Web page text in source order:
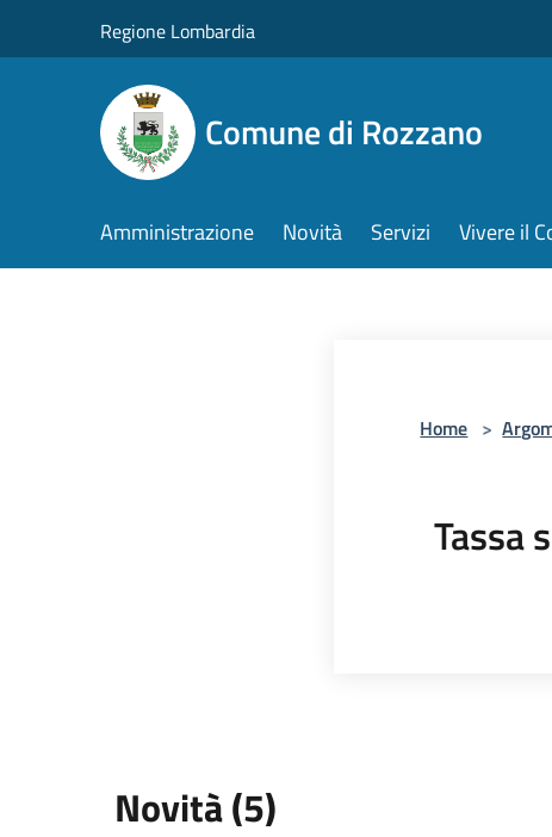
Regione Lombardia
Comune di Rozzano
Amministrazione Novità Servizi Vivere il
Home >
Tassa
Novità (5)